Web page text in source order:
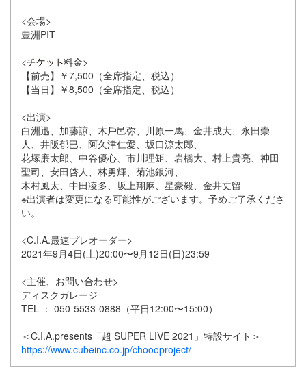
<会場>
豊洲PIT
<
料⾦>
【前売】￥7,500（全席指定、税込）
【当⽇】￥8,500（全席指定、税込）
<出演>
⽩洲迅、加藤諒、⽊⼾⾢弥、川原⼀⾺、⾦井成⼤、永⽥崇
⼈、井阪郁⺒、阿久津仁愛、坂⼝涼太郎、
花塚廉太郎、中⾕優⼼、市川理矩、岩橋⼤、村上貴亮、神⽥
聖司、安⽥啓⼈、林勇輝、菊池銀河、
⽊村⾵太、中⽥凌多、坂上翔⿇、星豪毅、⾦井丈留
※出演者は変更になる可能性がございます。予めご了承くださ
い。
<C.I.A.最速プレオーダー>
2021年9⽉4⽇(⼟)20:00〜9⽉12⽇(⽇)23:59
<主催、お問い合わせ>
ディスクガレージ
TEL ： 050-5533-0888（平⽇12:00〜15:00）
＜C.I.A.presents「超 SUPER LIVE 2021」特設サイト＞
https://www.cubeinc.co.jp/choooproject/